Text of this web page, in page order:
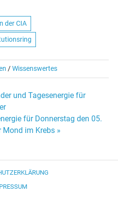
der CIA
/Wissenswertes
und Tagesenergie für
für Donnerstag den 05.
Mond im Krebs »